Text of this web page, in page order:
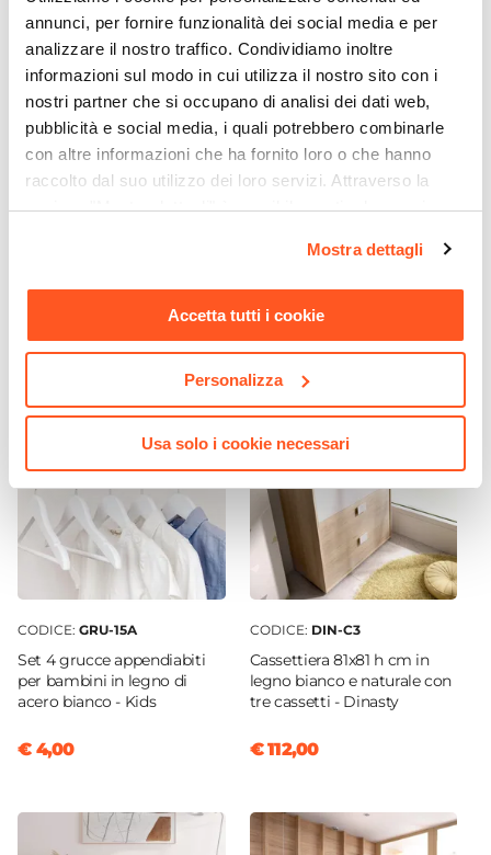
annunci, per fornire funzionalità dei social media e per
analizzare il nostro traffico. Condividiamo inoltre
informazioni sul modo in cui utilizza il nostro sito con i
nostri partner che si occupano di analisi dei dati web,
pubblicità e social media, i quali potrebbero combinarle
con altre informazioni che ha fornito loro o che hanno
raccolto dal suo utilizzo dei loro servizi. Attraverso la
sezione "Mostra dettagli" è possibile gestire le proprie
momento. Per maggiori informazioni si invita a leggere la
nostraCookie Policy.
Mostra dettagli
Accetta tutti i cookie
Personalizza
Usa solo i cookie necessari
Numero Cassetti
4 cassetti
Numero Vani
15 vani
Assemblato
No
CODICE:RGV-917 CODICE:GRU-155
Set di 8 grucce appendiabiti
in legno di eucalipto
CODICE: GRU-15A
Set 4 grucce appendiabiti
per bambini in legno di
acero bianco - Kids
€ 4,00
CODICE: DIN-C3
Cassettiera 81x81 h cm in
legno bianco e naturale con
tre cassetti - Dinasty
€ 112,00